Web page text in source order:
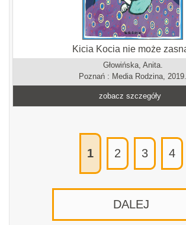
Kicia Kocia nie może
Głowińska, Anita.
Poznań : Media Rodzina, 2019.
zobacz szczegóły
1 2 3 4
DALEJ